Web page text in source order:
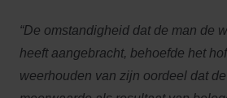
“De omstandigheid dat de man de
heeft aangebracht, behoefde het
weerhouden van zijn oordeel dat